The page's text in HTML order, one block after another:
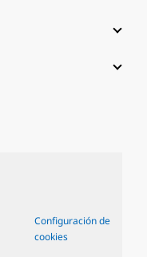
Configuración de
cookies